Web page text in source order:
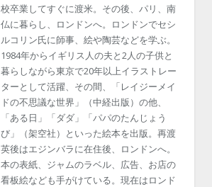
校卒業してすぐに渡米。その後、パリ、南
仏に暮らし、ロンドンへ。ロンドンでセシ
ルコリン氏に師事、絵や陶芸などを学ぶ。
1984年からイギリス人の夫と2人の子供と
暮らしながら東京で20年以上イラストレー
ターとして活躍、その間、「レイジーメイ
ドの不思議な世界」（中経出版）の他、
「ある日」「ダダ」「パパのたんじょう
び」（架空社）といった絵本を出版。再渡
英後はエジンバラに在住後、ロンドンへ。
本の表紙、ジャムのラベル、広告、お店の
看板絵なども手がけている。現在はロンド